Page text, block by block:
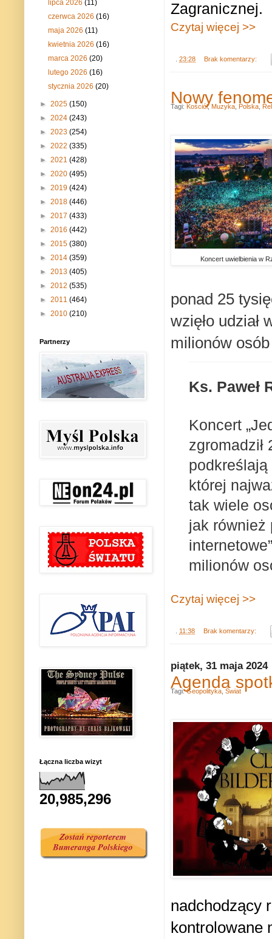
Zagranicznej.
Czytaj więcej >>
23:28 Brak komentarzy:
Nowy
Koncert uwielbienia w
ponad 25
wzięło udział
milionów
Ks. Paweł
Koncert
podkreślają
której
tak wiele
jak również
milionów
Czytaj więcej >>
11:38 Brak komentarzy:
Tagi: Kościół, Muzyka Polska
piątek, 31 maja 2024
Agenda
nadchodzący
kontrolowane
Tagi:Geopolityka Świat
lipca 2026(11)
czerwca 2026(16)
maja 2026(11)
kwietnia 2026(16)
marca 2026(20)
lutego 2026(16)
stycznia 2026(20)
► 2025 (150)
► 2024 (243)
► 2023 (254)
► 2022 (335)
► 2021 (428)
► 2020 (495)
► 2019 (424)
► 2018 (446)
► 2017 (433)
► 2016 (442)
► 2015 (380)
► 2014 (359)
► 2013 (405)
► 2012 (535)
► 2011 (464)
► 2010 (210)
Partnerzy
Łączna liczba wizyt
20,985,296